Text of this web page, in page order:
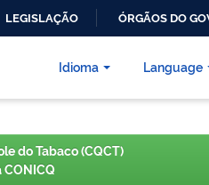
LEGISLAÇÃO ÓRGÃOS DO
Language
Idioma
do Tabaco (CQCT)
CONICQ